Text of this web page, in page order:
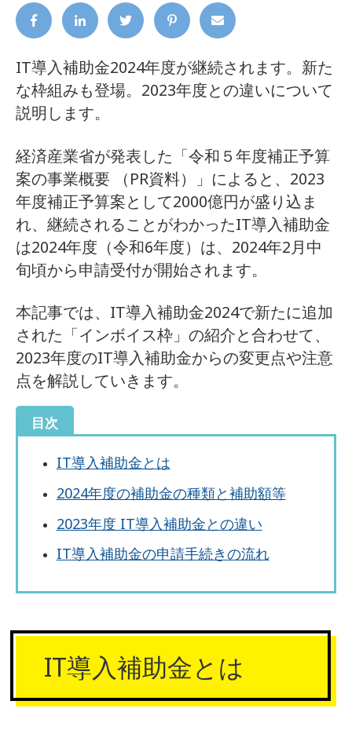
IT導入補助金2024年度が継続されます。新た
な枠組みも登場。2023年度との違いについて
説明します。
経済産業省が発表した「令和５年度補正予算
案の事業概要 （PR資料）」によると、2023
年度補正予算案として2000億円が盛り込ま
れ、継続されることがわかったIT導入補助金
は2024年度（令和6年度）は、2024年2月中
旬頃から申請受付が開始されます。
本記事では、IT導入補助金2024で新たに追加
された「インボイス枠」の紹介と合わせて、
2023年度のIT導入補助金からの変更点や注意
点を解説していきます。
目次
IT導入補助金とは
2024年度の補助金の種類と補助額等
2023年度 IT導入補助金との違い
IT導入補助金の申請手続きの流れ
IT導入補助金とは